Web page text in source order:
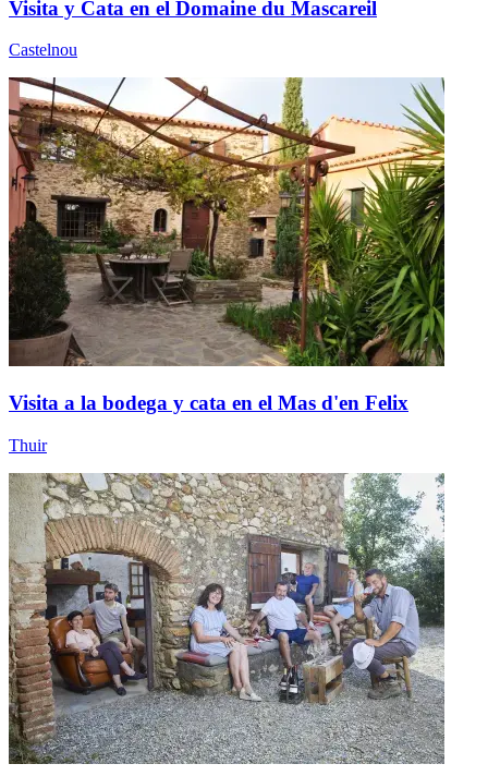
Visita y Cata en el Domaine du Mascareil
Castelnou
Visita a la bodega y cata en el Mas d'en Felix
Thuir